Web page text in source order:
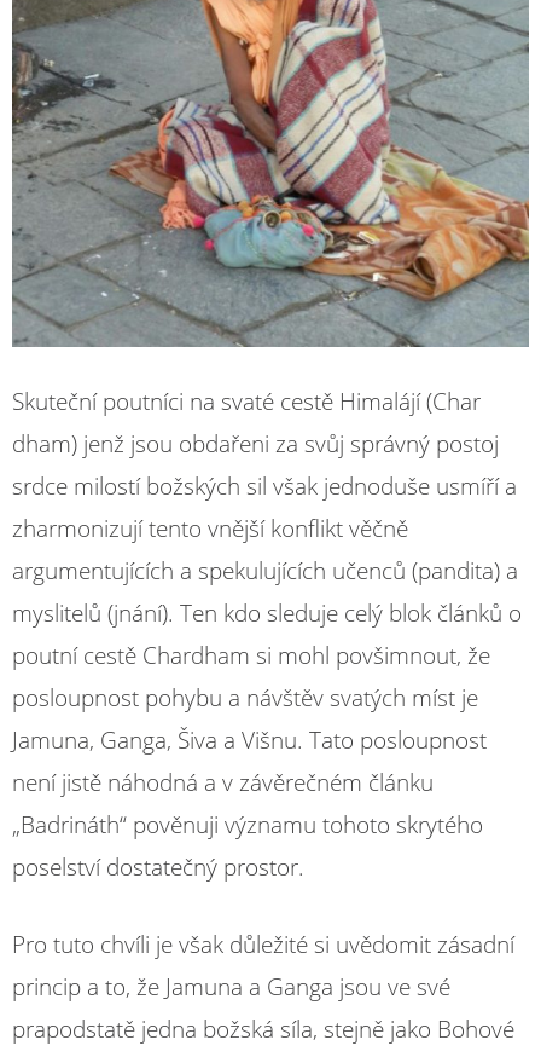
Skuteční poutníci na svaté cestě Himalájí (Char
dham) jenž jsou obdařeni za svůj správný postoj
srdce milostí božských sil však jednoduše usmíří a
zharmonizují tento vnější konflikt věčně
argumentujících a spekulujících učenců (pandita) a
myslitelů (jnání). Ten kdo sleduje celý blok článků o
poutní cestě Chardham si mohl povšimnout, že
posloupnost pohybu a návštěv svatých míst je
Jamuna, Ganga, Šiva a Višnu. Tato posloupnost
není jistě náhodná a v závěrečném článku
„Badrináth“ pověnuji významu tohoto skrytého
poselství dostatečný prostor.
Pro tuto chvíli je však důležité si uvědomit zásadní
princip a to, že Jamuna a Ganga jsou ve své
prapodstatě jedna božská síla, stejně jako Bohové